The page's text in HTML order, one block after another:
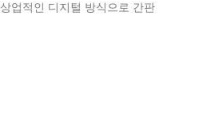
상업적인 디지털 방식으로 간판